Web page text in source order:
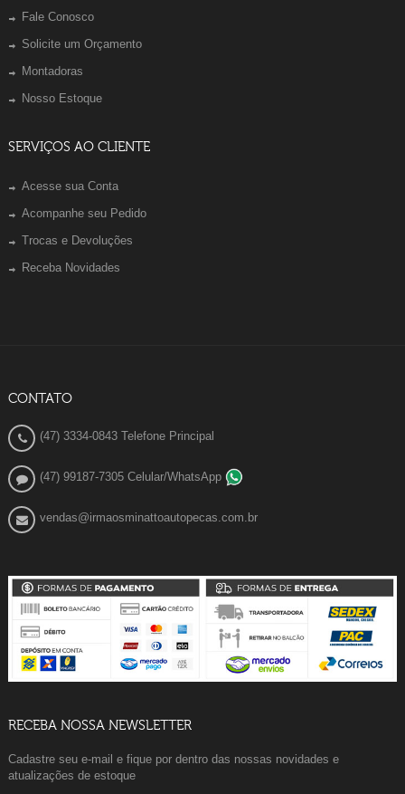
Fale Conosco
Solicite um Orçamento
Montadoras
Nosso Estoque
SERVIÇOS AO CLIENTE
Acesse sua Conta
Acompanhe seu Pedido
Trocas e Devoluções
Receba Novidades
CONTATO
(47) 3334-0843 Telefone Principal
(47) 99187-7305 Celular/WhatsApp
vendas@irmaosminattoautopecas.com.br
RECEBA NOSSA NEWSLETTER
Cadastre seu e-mail e fique por dentro das nossas novidades e
atualizações de estoque